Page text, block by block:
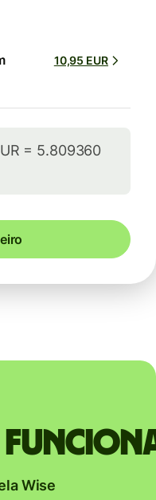
10,95 EUR
= 5.809360
Wise